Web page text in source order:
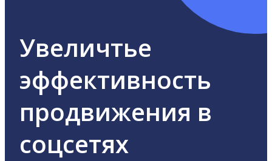
Увеличтье
эффективность
продвижения в
соцсетях